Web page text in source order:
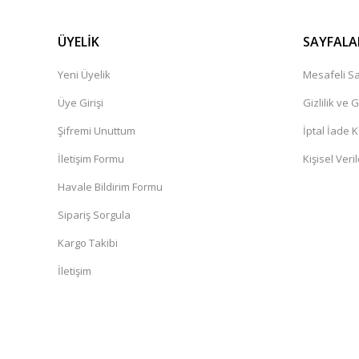
ÜYELİK
Yeni Üyelik
Üye Girişi
Şifremi Unuttum
İletişim Formu
Havale Bildirim Formu
Sipariş Sorgula
Kargo Takibi
İletişim
Mesafeli
Gizlilik ve
İptal İade
Kişisel